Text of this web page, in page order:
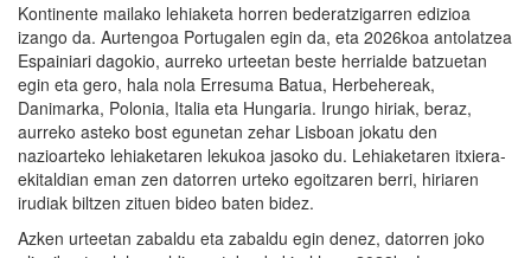
Kontinente mailako lehiaketa horren bederatzigarren edizioa
izango da. Aurtengoa Portugalen egin da, eta 2026koa antolatzea
Espainiari dagokio, aurreko urteetan beste herrialde batzuetan
egin eta gero, hala nola Erresuma Batua, Herbehereak,
Danimarka, Polonia, Italia eta Hungaria. Irungo hiriak, beraz,
aurreko asteko bost egunetan zehar Lisboan jokatu den
nazioarteko lehiaketaren lekukoa jasoko du. Lehiaketaren itxiera-
ekitaldian eman zen datorren urteko egoitzaren berri, hiriaren
irudiak biltzen zituen bideo baten bidez.
Azken urteetan zabaldu eta zabaldu egin denez, datorren joko